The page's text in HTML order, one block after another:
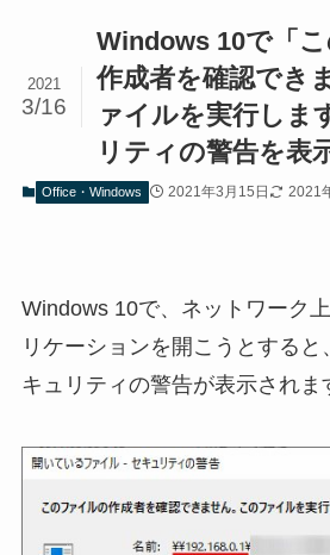
Windows 10で「
作成者を確認でき
ァイルを実行しま
リティの警告を表
2021
3/16
Office・Windows 2021年3月15日 2021
Windows 10で、ネットワーク
リケーションを開こうとすると
キュリティの警告が表示されま